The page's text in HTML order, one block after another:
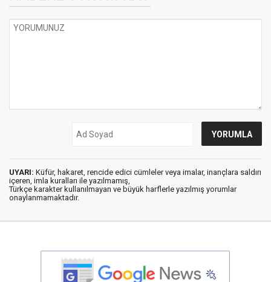
UYARI: Küfür, hakaret, rencide edici cümleler veya imalar, inançlara saldırı
içeren, imla kuralları ile yazılmamış,
Türkçe karakter kullanılmayan ve büyük harflerle yazılmış yorumlar
onaylanmamaktadır.